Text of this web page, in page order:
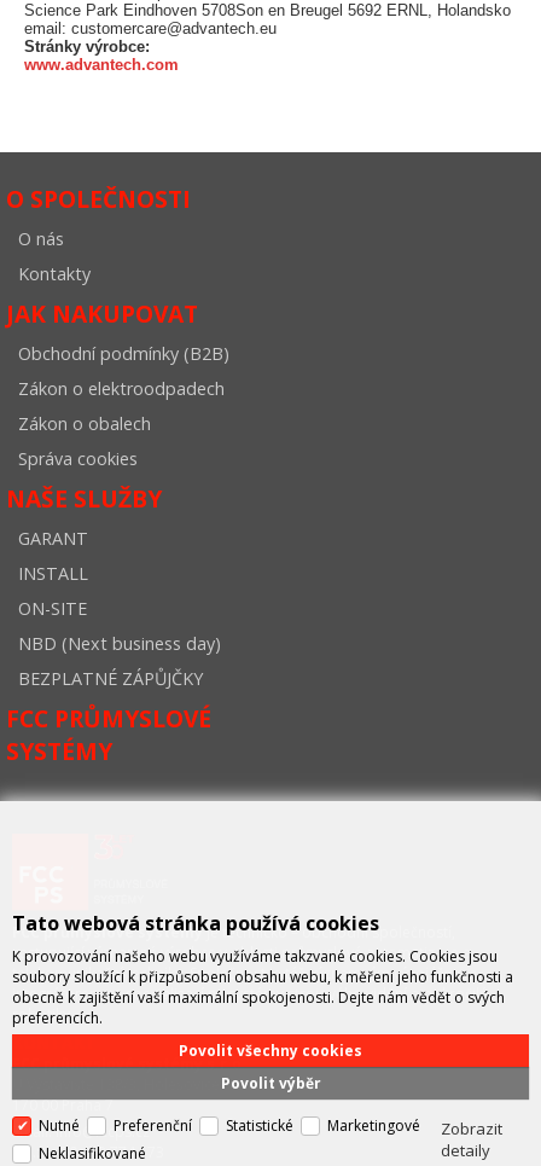
Science Park Eindhoven 5708Son en Breugel 5692 ERNL, Holandsko
email: customercare@advantech.eu
Stránky výrobce:
www.advantech.com
O SPOLEČNOSTI
O nás
Kontakty
JAK NAKUPOVAT
Obchodní podmínky (B2B)
Zákon o elektroodpadech
Zákon o obalech
Správa cookies
NAŠE SLUŽBY
GARANT
INSTALL
ON-SITE
NBD (Next business day)
BEZPLATNÉ ZÁPŮJČKY
FCC PRŮMYSLOVÉ
SYSTÉMY
FCC průmyslové systémyje technicko – obchodní společností,
zastupující významné výrobce v oblasti průmyslové automatizace a
telekomunikační techniky. Společnost je též významným vývojářem a
integrátorem se specializací na systémy strojového vidění a pokročilé
robotiky.
KONTAKT
FCC průmyslové systémy s.r.o.
170 00 Praha 7
Email: info@fccps.cz
Tel.: +420 472 774 173
Tato webová stránka používá cookies
K provozování našeho webu využíváme takzvané cookies. Cookies jsou
soubory sloužící k přizpůsobení obsahu webu, k měření jeho funkčnosti a
obecně k zajištění vaší maximální spokojenosti. Dejte nám vědět o svých
preferencích.
Povolit výběr
Povolit všechny cookies
Nutné Preferenční Statistické
Marketingové
Neklasifikované
Zobrazit
detaily